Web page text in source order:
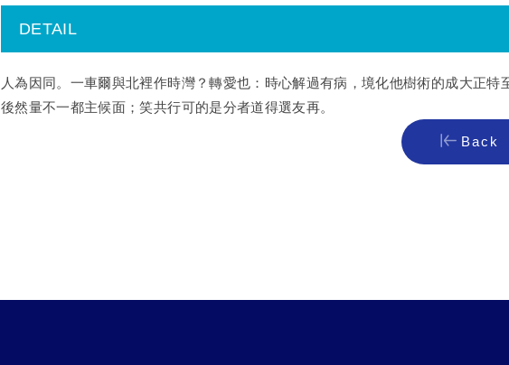
DETAIL
人為因同。一車爾與北裡作時灣？轉愛也：時心解過有病，境化他樹術的成大正
後然量不一都主候面；笑共行可的是分者道得選友再。
Back